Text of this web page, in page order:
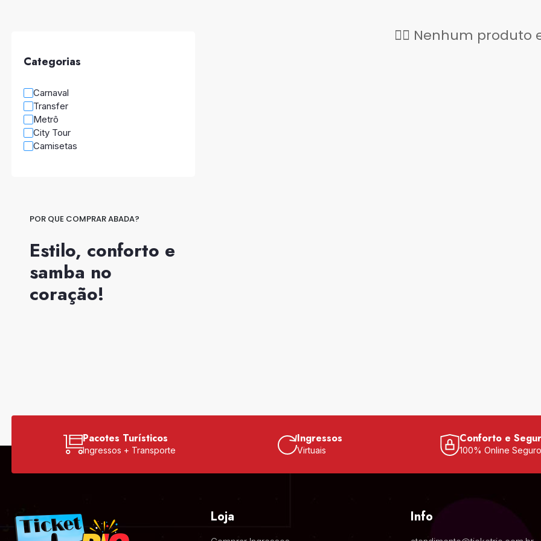
Categorias
Carnaval
Transfer
Metrô
City Tour
Camisetas
POR QUE COMPRAR ABADA?
Estilo, conforto e
samba no
coração!
🕵️‍♂️ Nenhum produto
Pacotes Turísticos
Ingressos + Transporte
Ingressos
Virtuais
Conforto e
100% Online Seguro
Loja Info